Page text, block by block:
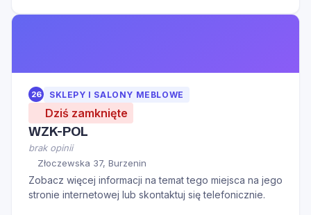
26 SKLEPY I SALONY MEBLOWE
Dziś zamknięte
WZK-POL
brak opinii
Złoczewska 37, Burzenin
Zobacz więcej informacji na temat tego miejsca na jego
stronie internetowej lub skontaktuj się telefonicznie.